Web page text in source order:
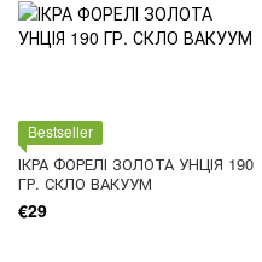
Bestseller
ІКРА ФОРЕЛІ ЗОЛОТА УНЦІЯ 190
ГР. СКЛО ВАКУУМ
€29